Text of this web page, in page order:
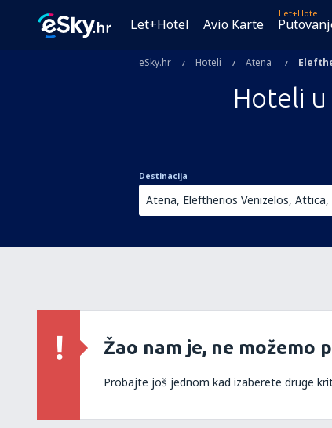
Let+Hotel Avio Karte
Let+Hotel
eSky.hr Hoteli Atena
Hoteli
Destinacija
Žao nam je, ne
Probajte još jednom kad izaberete druge